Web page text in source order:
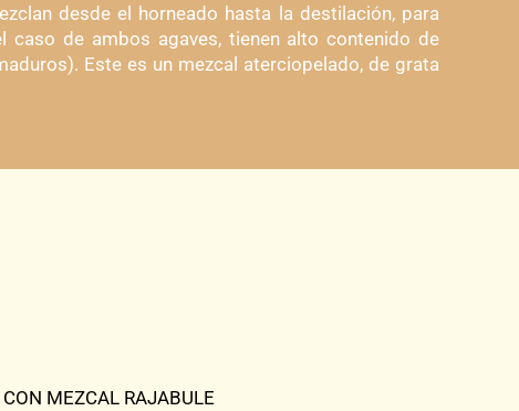
desde el horneado hasta la destilación, para
caso de ambos agaves, tienen alto contenido de
Este es un mezcal aterciopelado, de grata
MEZCAL RAJABULE